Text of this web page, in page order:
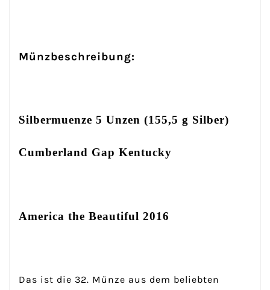
Münzbeschreibung:
Silbermuenze 5 Unzen (155,5 g Silber)
Cumberland Gap Kentucky
America the Beautiful 2016
Das ist die 32. Münze aus dem beliebten